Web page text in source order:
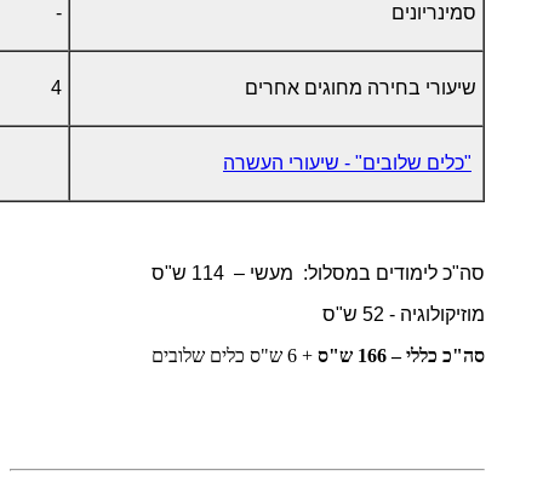
סמינריונים -
שיעורי בחירה מחוגים אחרים 4
"כלים שלובים" - שיעורי העשרה
סה"כ לימודים במסלול: מעשי – 114 ש"ס
מוזיקולוגיה - 52 ש"ס
סה"כ כללי – 166 ש"ס
+ 6 ש"ס כלים שלובים